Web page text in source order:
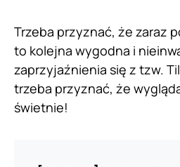
Trzeba przyznać, że zaraz
to kolejna wygodna i
zaprzyjaźnienia się z tzw.
trzeba przyznać, że
świetnie!